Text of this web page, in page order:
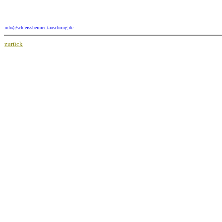
info@schleissheimer-tauschring.de
zurück